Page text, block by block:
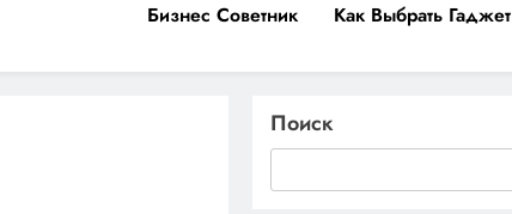
Бизнес Советник Как Выбрать Гаджет
Поиск